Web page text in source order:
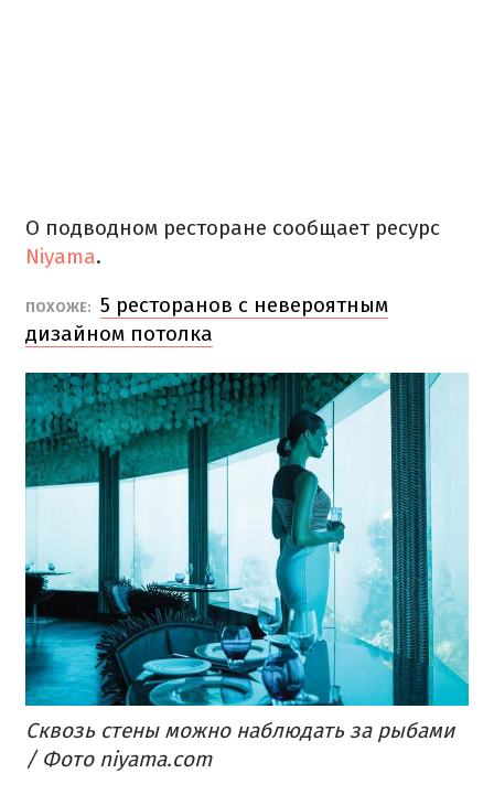
О подводном ресторане сообщает ресурс
Niyama.
ПОХОЖЕ: 5 ресторанов с невероятным
дизайном потолка
Сквозь стены можно наблюдать за рыбами
/ Фото niyama.com